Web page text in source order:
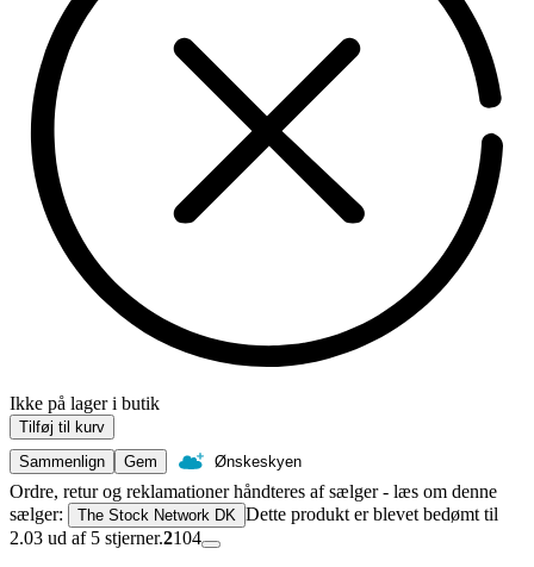
Ikke på lager i butik
Tilføj til kurv
Sammenlign
Gem Ønskeskyen
Ordre, retur og reklamationer håndteres af sælger - læs om denne
sælger:
The Stock Network DK Dette produkt er blevet bedømt til
2.03 ud af 5 stjerner.2104